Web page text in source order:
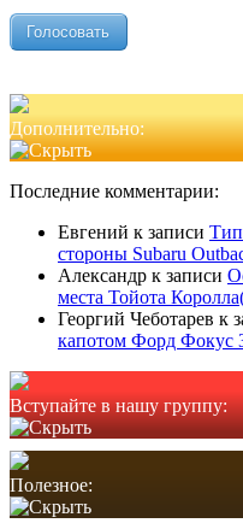
Дополнительно:
Последние комментарии:
Евгений к записи
стороны Subaru
Александр к записи
места Тойота
Георгий Чеботарев к
капотом Форд Фокус
Вступайте в нашу группу:
Полезное: